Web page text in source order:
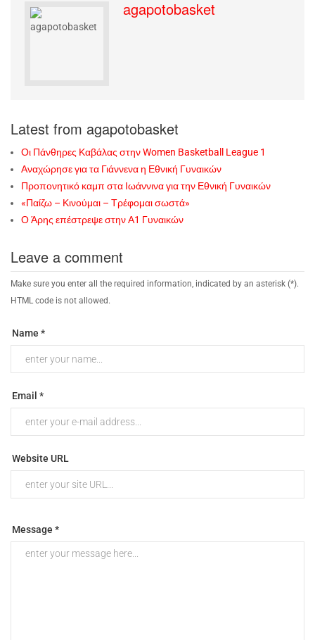
agapotobasket
Latest from agapotobasket
Οι Πάνθηρες Καβάλας στην Women Basketball League 1
Αναχώρησε για τα Γιάννενα η Εθνική Γυναικών
Προπονητικό καμπ στα Ιωάννινα για την Εθνική Γυναικών
«Παίζω – Κινούμαι – Τρέφομαι σωστά»
Ο Άρης επέστρεψε στην Α1 Γυναικών
Leave a comment
Make sure you enter all the required information, indicated by an asterisk (*).
HTML code is not allowed.
Name *
Email *
Website URL
Message *